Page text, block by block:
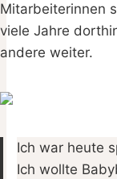
Mitarbeiterinnen
viele Jahre
andere weiter.
Ich war heute
Ich wollte